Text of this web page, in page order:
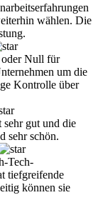
wählen. Die
oder Null für
um die
Kontrolle über
sehr gut und die
sehr schön.
Tech-
tiefgreifende
können sie